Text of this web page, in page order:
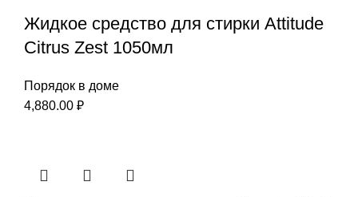
Жидкое средство для стирки Attitude
Citrus Zest 1050мл
Порядок в доме
4,880.00 ₽